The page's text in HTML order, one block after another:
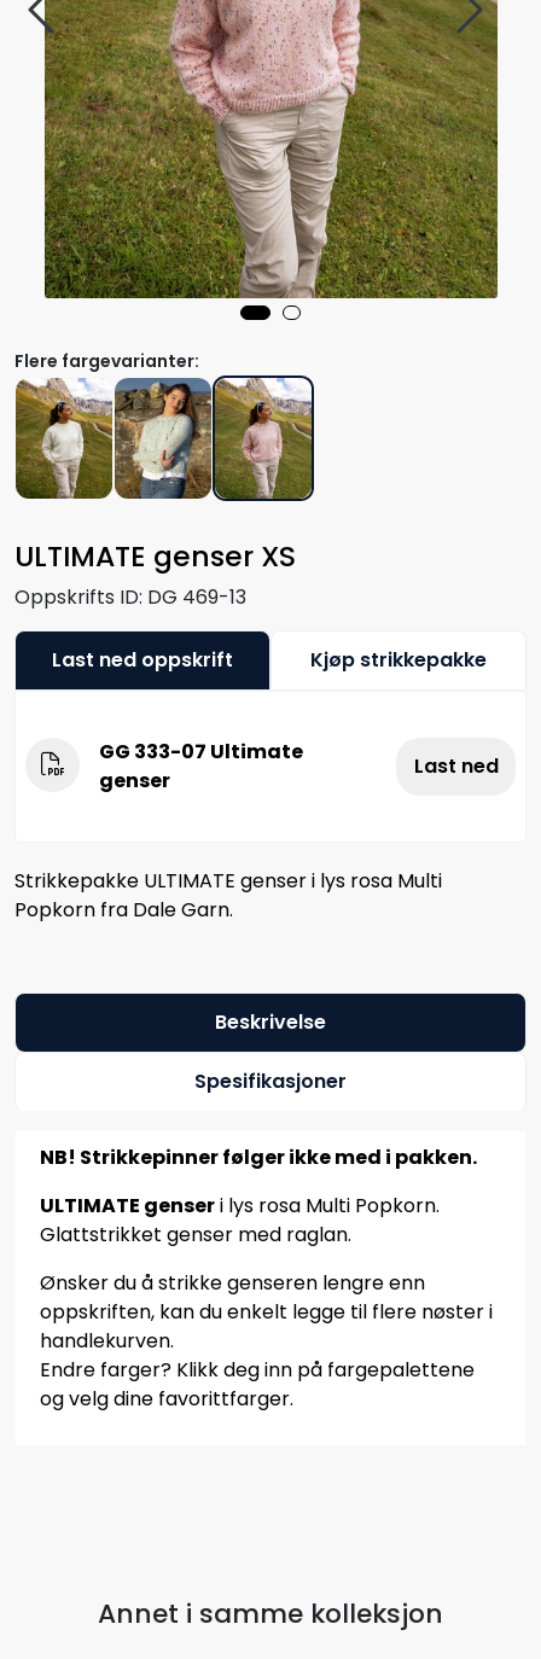
ULTIMATE genser XS
Oppskrifts ID: DG 469-13
Flere fargevarianter:
Last ned oppskrift Kjøp strikkepakke
GG 333-07 Ultimate
genser
Last ned
Strikkepakke ULTIMATE genser i lys rosa Multi
Popkorn fra Dale Garn.
Beskrivelse
Spesifikasjoner
NB! Strikkepinner følger ikke med i pakken.
ULTIMATE genseri lys rosa Multi Popkorn.
Glattstrikket genser med raglan.
Ønsker du å strikke genseren lengre enn
oppskriften, kan du enkelt legge til flere nøster i
handlekurven.
Endre farger? Klikk deg inn på fargepalettene
og velg dine favorittfarger.
Annet i samme kolleksjon